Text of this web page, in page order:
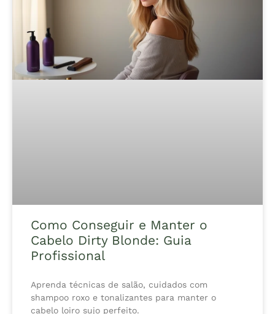
Como Conseguir e Manter o
Cabelo Dirty Blonde: Guia
Profissional
Aprenda técnicas de salão, cuidados com
shampoo roxo e tonalizantes para manter o
cabelo loiro sujo perfeito.